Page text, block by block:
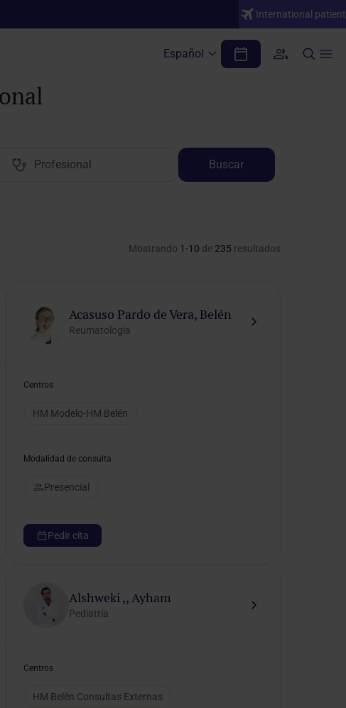
International patient
Español
Buscar
Mostrando 1-10 de 235 resultados
Acasuso Pardo de Vera, Belén
Reumatología
Centros
HM Modelo-HM Belén
Modalidad de consulta
Presencial
Pedir cita
Alshweki ,, Ayham
Pediatría
Centros
HM Belén Consultas Externas